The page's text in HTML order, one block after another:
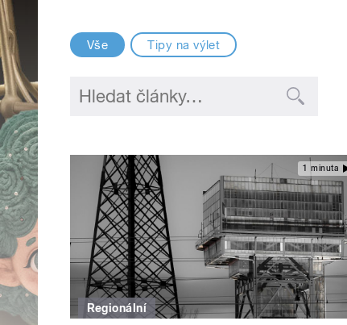
Vše Tipy na výlet
1 minuta
Regionální